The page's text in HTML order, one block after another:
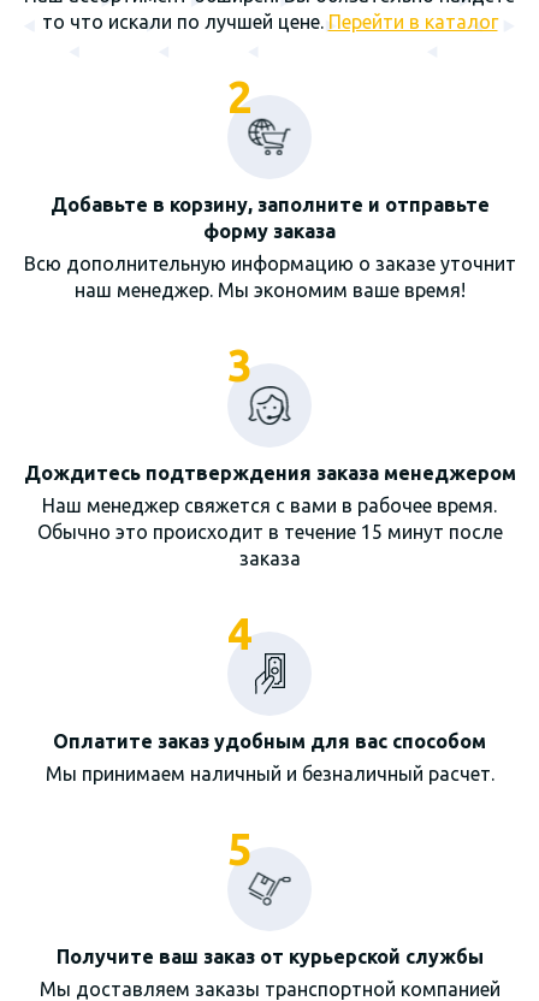
то что искали по лучшей цене. Перейти в каталог
2
Добавьте в корзину, заполните и отправьте
форму заказа
Всю дополнительную информацию о заказе уточнит
наш менеджер. Мы экономим ваше время!
3
Дождитесь подтверждения заказа менеджером
Наш менеджер свяжется с вами в рабочее время.
Обычно это происходит в течение 15 минут после
заказа
4
Оплатите заказ удобным для вас способом
Мы принимаем наличный и безналичный расчет.
5
Получите ваш заказ от курьерской службы
Мы доставляем заказы транспортной компанией